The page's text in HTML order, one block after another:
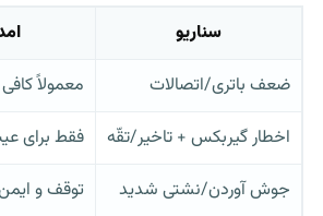
سناریو
ضعف باتری/اتصالات
معمولاً
اخطار گیربکس + تاخیر/تقّه
فقط برای
جوش آوردن/نشتی شدید
توقف و